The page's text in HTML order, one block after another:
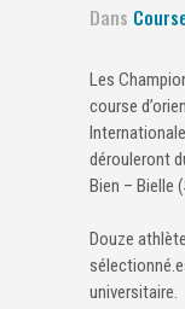
Dans
Les
course
dérouleront
Bien – Bielle
Douze
universitaire.